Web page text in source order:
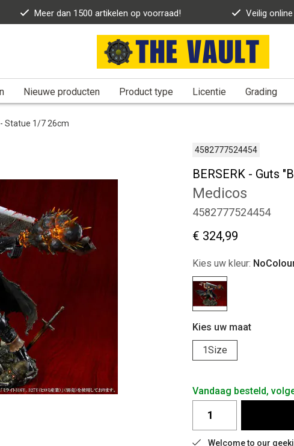
Meer dan 1500 artikelen op voorraad! Veilig
Nieuwe producten Product type Licentie Grading
- Statue 1/7 26cm
4582777524454
BERSERK - Guts
Medicos
4582777524454
€ 324,99
Kies uw kleur:
Kies uw maat
1Size
Vandaag besteld,
Welcome to our